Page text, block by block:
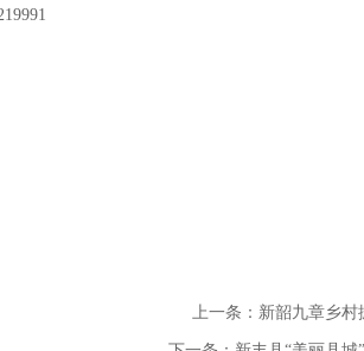
上一条：新韶九章乡